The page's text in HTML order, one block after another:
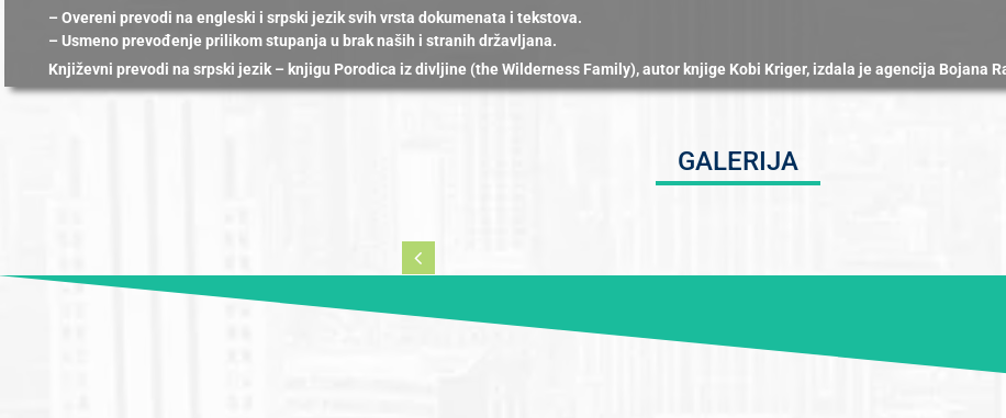
– Overeni prevodi na engleski i srpski jezik svih vrsta dokumenata i tekstova.
– Usmeno prevođenje prilikom stupanja u brak naših i stranih državljana.
Književni prevodi na srpski jezik – knjigu Porodica iz divljine (the Wilderness Family), autor knjige Kobi Kriger, izdala je agencija Bojana
GALERIJA